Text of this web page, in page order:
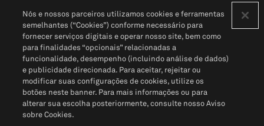
Política de PrivacidadePortal de privacidade do cliente (em inglês)
Não Venda Minhas Informações Pessoais© 2026 S&P Global
Nós e nossos parceiros utilizamos cookies e ferramentas
semelhantes (“Cookies”) conforme necessário para
fornecer serviços digitais e operar nosso site, bem como
para finalidades “opcionais” relacionadas a
funcionalidade, desempenho (incluindo análise de dados)
e publicidade direcionada. Para aceitar, rejeitar ou
modificar suas configurações de cookies, utilize os
botões neste banner. Para mais informações ou para
alterar sua escolha posteriormente, consulte nosso Aviso
sobre Cookies.